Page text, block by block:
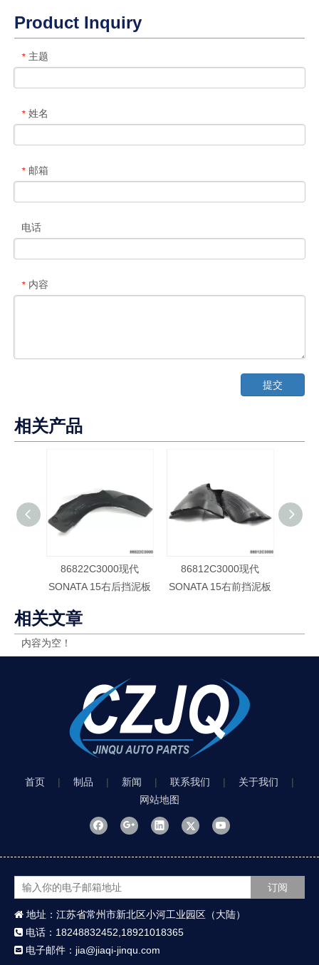
Product Inquiry
* 主题
* 姓名
* 邮箱
电话
* 内容
提交
相关产品
86822C3000现代
SONATA 15右后挡泥板
86812C3000现代
SONATA 15右前挡泥板
相关文章
内容为空！
首页 | 制品 | 新闻 | 联系我们 | 关于我们
|
网站地图
订阅
 地址：江苏省常州市新北区小河工业园区（大陆）
 电话：18248832452,18921018365
 电子邮件：jia@jiaqi-jinqu.com